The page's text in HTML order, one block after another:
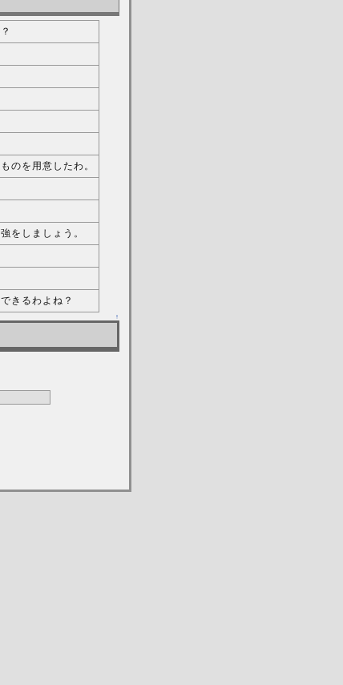
のを用意したわ。
をしましょう。
きるわよね？
↑